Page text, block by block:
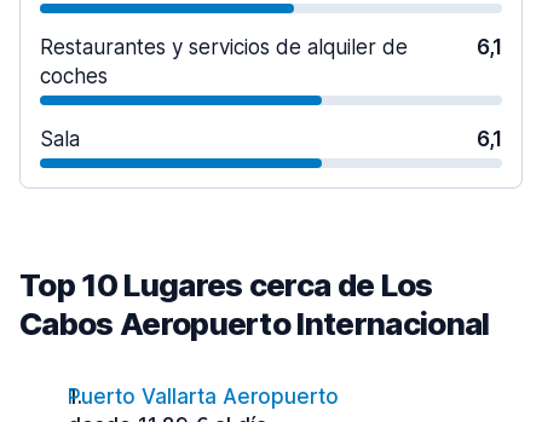
Restaurantes y servicios de alquiler de
coches
6,1
Sala 6,1
Top 10 Lugares cerca de Los
Cabos Aeropuerto Internacional
Puerto Vallarta Aeropuerto